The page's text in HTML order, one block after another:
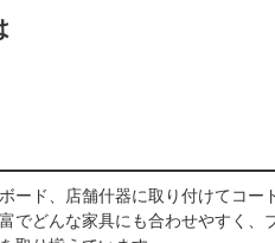
ード、店舗什器に取り付けてコー
でどんな家具にも合わせやすく、